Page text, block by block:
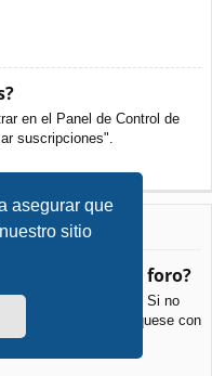
asegurar que
sitio
en el Panel de Control de
suscripciones".
en este foro?
de archivos adjuntos. Si no
cargar, comuníquese con